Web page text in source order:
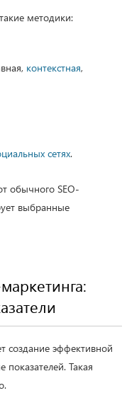
методики:
контекстная,
сетях.
обычного SEO-
выбранные
создание эффективной
показателей. Такая